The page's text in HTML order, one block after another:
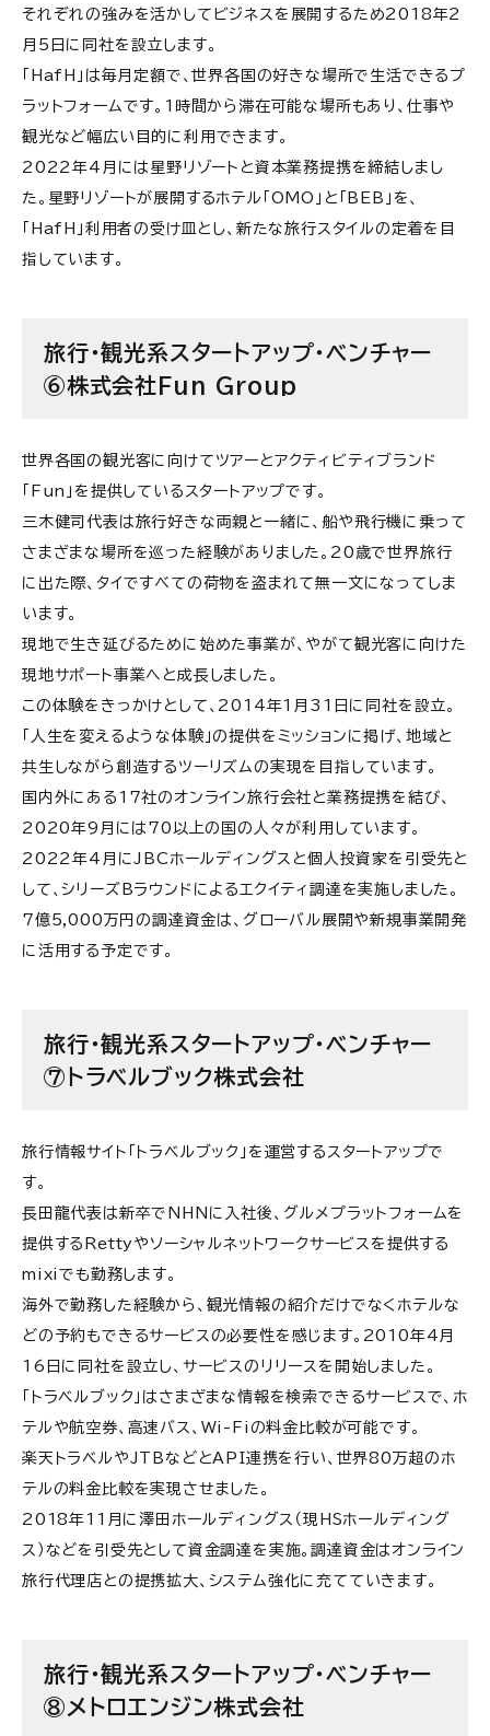
それぞれの強みを活かしてビジネスを展開するため2018年2
月5日に同社を設立します。
「HafH」は毎月定額で、世界各国の好きな場所で生活できるプ
ラットフォームです。1時間から滞在可能な場所もあり、仕事や
観光など幅広い目的に利用できます。
2022年4月には星野リゾートと資本業務提携を締結しまし
た。星野リゾートが展開するホテル「OMO」と「BEB」を、
「HafH」利用者の受け皿とし、新たな旅行スタイルの定着を目
指しています。
旅行・観光系スタートアップ・ベンチャー
⑥株式会社Fun Group
世界各国の観光客に向けてツアーとアクティビティブランド
「Fun」を提供しているスタートアップです。
三木健司代表は旅行好きな両親と一緒に、船や飛行機に乗って
さまざまな場所を巡った経験がありました。20歳で世界旅行
に出た際、タイですべての荷物を盗まれて無一文になってしま
います。
現地で生き延びるために始めた事業が、やがて観光客に向けた
現地サポート事業へと成長しました。
この体験をきっかけとして、2014年1月31日に同社を設立。
「人生を変えるような体験」の提供をミッションに掲げ、地域と
共生しながら創造するツーリズムの実現を目指しています。
国内外にある17社のオンライン旅行会社と業務提携を結び、
2020年9月には70以上の国の人々が利用しています。
2022年4月にJBCホールディングスと個人投資家を引受先と
して、シリーズBラウンドによるエクイティ調達を実施しました。
7億5,000万円の調達資金は、グローバル展開や新規事業開発
に活用する予定です。
旅行・観光系スタートアップ・ベンチャー
⑦トラベルブック株式会社
旅行情報サイト「トラベルブック」を運営するスタートアップで
す。
長田龍代表は新卒でNHNに入社後、グルメプラットフォームを
提供するRettyやソーシャルネットワークサービスを提供する
mixiでも勤務します。
海外で勤務した経験から、観光情報の紹介だけでなくホテルな
どの予約もできるサービスの必要性を感じます。2010年4月
16日に同社を設立し、サービスのリリースを開始しました。
「トラベルブック」はさまざまな情報を検索できるサービスで、ホ
テルや航空券、高速バス、Wi-Fiの料金比較が可能です。
楽天トラベルやJTBなどとAPI連携を行い、世界80万超のホ
テルの料金比較を実現させました。
2018年11月に澤田ホールディングス（現HSホールディング
ス）などを引受先として資金調達を実施。調達資金はオンライン
旅行代理店との提携拡大、システム強化に充てていきます。
旅行・観光系スタートアップ・ベンチャー
⑧メトロエンジン株式会社